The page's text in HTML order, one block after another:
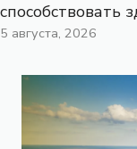
способствовать
5 августа, 2026